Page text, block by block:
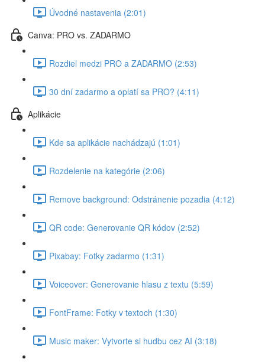
Úvodné nastavenia (2:01)
Canva: PRO vs. ZADARMO
Rozdiel medzi PRO a ZADARMO (2:53)
30 dní zadarmo a oplatí sa PRO? (4:11)
Aplikácie
Kde sa aplikácie nachádzajú (1:01)
Rozdelenie na kategórie (2:06)
Remove background: Odstránenie pozadia (4:12)
QR code: Generovanie QR kódov (2:52)
Pixabay: Fotky zadarmo (1:31)
Voiceover: Generovanie hlasu z textu (5:59)
FontFrame: Fotky v textoch (1:30)
Music maker: Vytvorte si hudbu cez AI (3:18)